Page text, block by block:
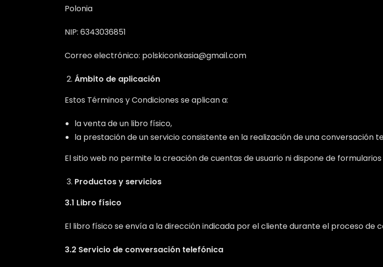
Polonia
NIP: 6343036851
Correo electrónico: polskiconkasia@gmail.com
Ámbito de aplicación
Estos Términos y Condiciones se aplican a:
la venta de un libro físico,
la prestación de un servicio consistente en la realización de una conversación
El sitio web no permite la creación de cuentas de usuario ni dispone de
Productos y servicios
3.1 Libro físico
El libro físico se envía a la dirección indicada por el cliente durante el proceso de
3.2 Servicio de conversación telefónica